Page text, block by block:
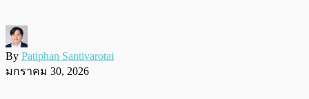
By Patiphan Santivarotai
มกราคม 30, 2026